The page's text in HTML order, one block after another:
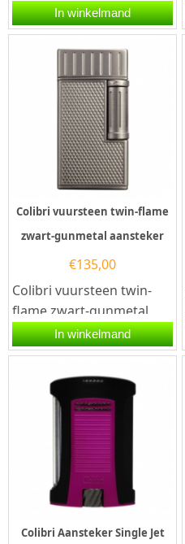
sigaar is er een van
traditie en vaardigheid -
en het...
In winkelmand
Colibri vuursteen twin-flame
zwart-gunmetal aansteker
€135,00
Colibri vuursteen twin-
flame zwart-gunmetal
aansteker. Deze Colibri
aansteker heeft een...
In winkelmand
Colibri Aansteker Single Jet